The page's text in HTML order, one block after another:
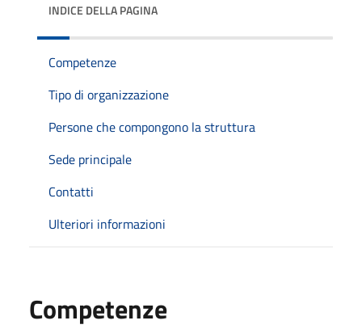
INDICE DELLA PAGINA
Competenze
Tipo di organizzazione
Persone che compongono la struttura
Sede principale
Contatti
Ulteriori informazioni
Competenze